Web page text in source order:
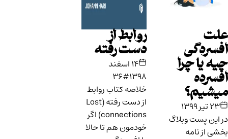
علت
افسردگی
چیه یا چرا
افسرده
میشیم؟
۲۳ تیر ۱۳۹۹
در این پست وبلاگ
بخشی از نامه
روابط از
دست رفته
۱۴ اسفند
۱۳۹۸#36
خلاصه کتاب روابط
از دست رفته (Lost
connections) اگر
خودمون هم تا حالا